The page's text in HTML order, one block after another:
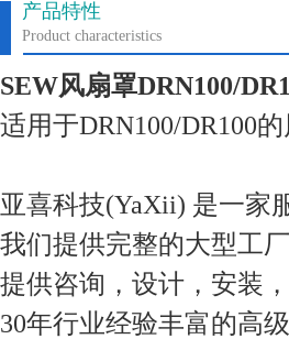
产品特性
Product characteristics
SEW风扇罩DRN100/
适用于DRN100/DR100
亚喜科技(YaXii) 是一家
我们提供完整的大型工
提供咨询，设计，安装
30年行业经验丰富的高